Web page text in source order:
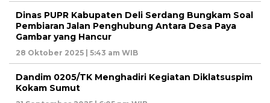
Dinas PUPR Kabupaten Deli Serdang Bungkam Soal
Pembiaran Jalan Penghubung Antara Desa Paya
Gambar yang Hancur
28 Oktober 2025 | 5:43 am WIB
Dandim 0205/TK Menghadiri Kegiatan Diklatsuspim
Kokam Sumut